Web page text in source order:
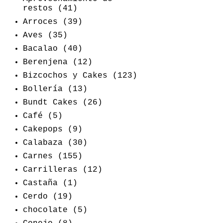
restos
(41)
Arroces
(39)
Aves
(35)
Bacalao
(40)
Berenjena
(12)
Bizcochos y Cakes
(123)
Bollería
(13)
Bundt Cakes
(26)
Café
(5)
Cakepops
(9)
Calabaza
(30)
Carnes
(155)
Carrilleras
(12)
Castaña
(1)
Cerdo
(19)
chocolate
(5)